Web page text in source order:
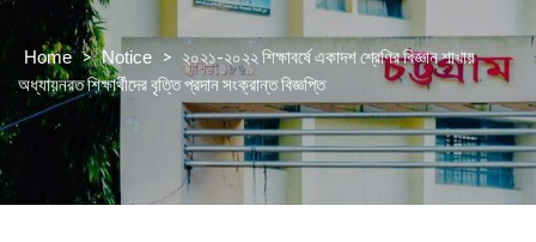
Home > Notice > ২০২১-২০২২ শিক্ষাবর্ষে একাদশ শ্রেণির বিজ্ঞান শাখায়
অধ্যায়নরত শিক্ষার্থীদের বৃত্তি প্রদান সংক্রান্ত বিজ্ঞপ্তি